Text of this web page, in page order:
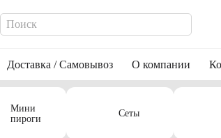
Доставка / Самовывоз О компании
Мини
пироги
Сеты